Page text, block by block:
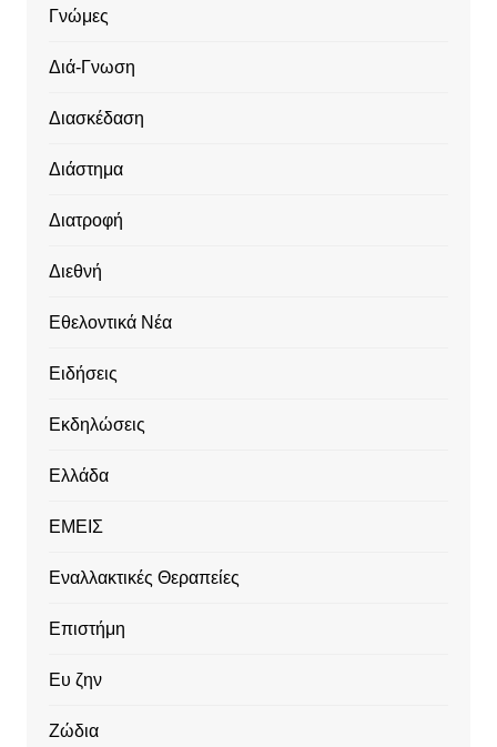
Γνώμες
Διά-Γνωση
Διασκέδαση
Διάστημα
Διατροφή
Διεθνή
Εθελοντικά Νέα
Ειδήσεις
Εκδηλώσεις
Ελλάδα
ΕΜΕΙΣ
Εναλλακτικές Θεραπείες
Επιστήμη
Ευ ζην
Ζώδια